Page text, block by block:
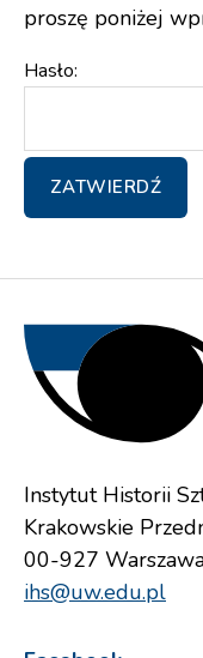
proszę poniżej
Hasło:
Instytut Historii
Krakowskie
00-927
ihs@uw.edu.pl